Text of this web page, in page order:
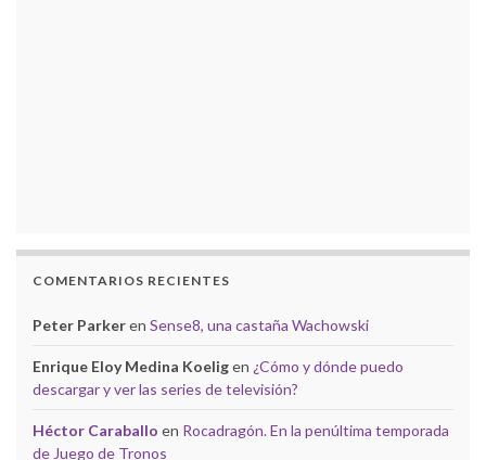
COMENTARIOS RECIENTES
Peter Parkeren Sense8, una castaña Wachowski
Enrique Eloy Medina Koeligen ¿Cómo y dónde puedo
descargar y ver las series de televisión?
Héctor Caraballo en Rocadragón. En la penúltima temporada
de Juego de Tronos